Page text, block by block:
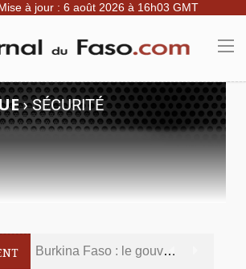
à jour : 6 août 2026 à 16h03 GMT
›SÉCURITÉ
Burkina Faso : le gouvernement met en demeure l’artiste Kosa Pic de retirer de toutes les plateformes, ses contenus jugés contraires aux bonnes mœurs